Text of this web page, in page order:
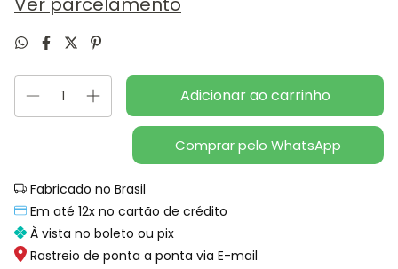
Comprar pelo WhatsApp
Fabricado no Brasil
Em até 12x no cartão de crédito
À vista no boleto ou pix
Rastreio de ponta a ponta via E-mail